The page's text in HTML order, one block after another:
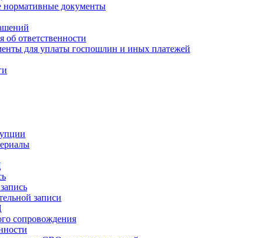
нормативные документы
ответственности
для уплаты госпошлин и иных платежей
записи
сопровождения